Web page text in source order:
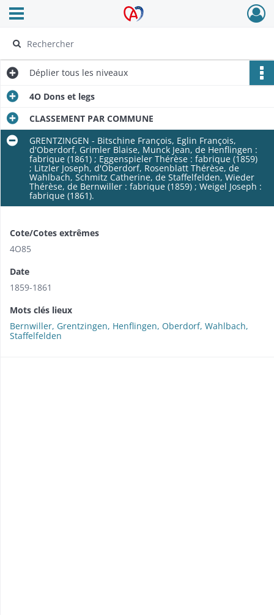
Archives Alsace - Colmar
Ouvrir le menu déroulant
Déplier tous les niveaux
4O Dons et legs
CLASSEMENT PAR COMMUNE
GRENTZINGEN - Bitschine François, Eglin François,
d'Oberdorf, Grimler Blaise, Munck Jean, de Henflingen :
fabrique (1861) ; Eggenspieler Thérèse : fabrique (1859)
; Litzler Joseph, d'Oberdorf, Rosenblatt Thérèse, de
Wahlbach, Schmitz Catherine, de Staffelfelden, Wieder
Thérèse, de Bernwiller : fabrique (1859) ; Weigel Joseph :
fabrique (1861).
Cote/Cotes extrêmes
4O85
Date
1859-1861
Mots clés lieux
Bernwiller, Grentzingen, Henflingen, Oberdorf, Wahlbach,
Staffelfelden